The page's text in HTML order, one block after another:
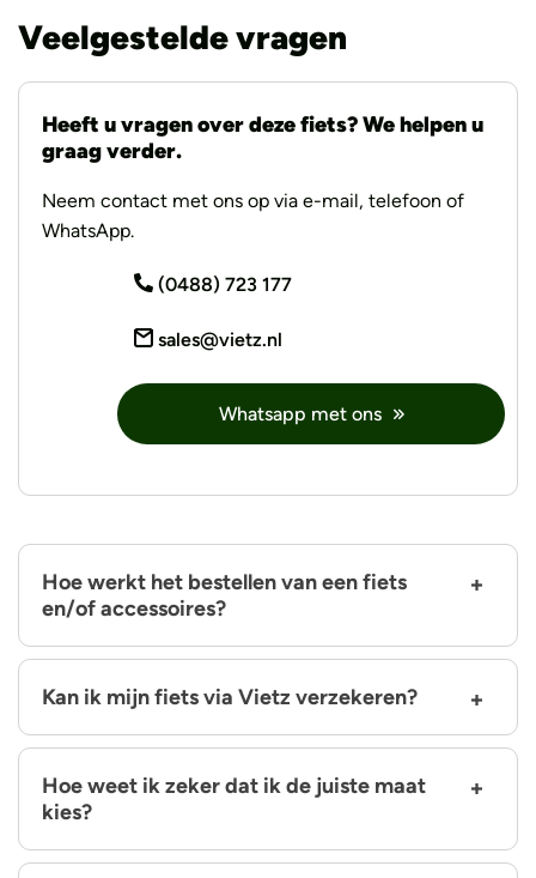
Veelgestelde vragen
Heeft u vragen over deze fiets? We helpen u
graag verder.
Neem contact met ons op via e-mail, telefoon of
WhatsApp.
(0488) 723 177
sales@vietz.nl
Whatsapp met ons
Hoe werkt het bestellen van een fiets
en/of accessoires?
Kan ik mijn fiets via Vietz verzekeren?
Hoe weet ik zeker dat ik de juiste maat
kies?